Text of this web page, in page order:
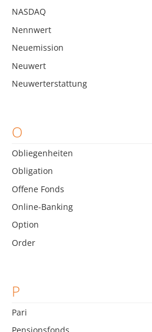
NASDAQ
Nennwert
Neuemission
Neuwert
Neuwerterstattung
O
Obliegenheiten
Obligation
Offene Fonds
Online-Banking
Option
Order
P
Pari